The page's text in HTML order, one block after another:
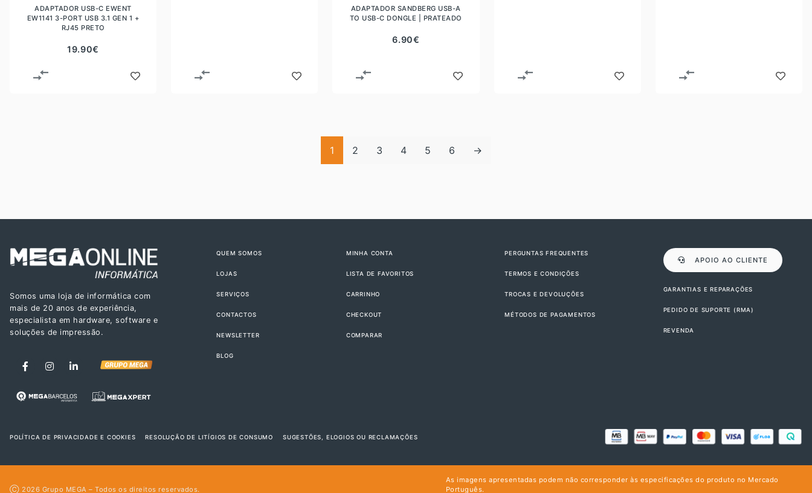
ADAPTADOR USB-C EWENT
EW1141 3-PORT USB 3.1 GEN 1 +
RJ45 PRETO
19.90€
ADAPTADOR SANDBERG USB-A
TO USB-C DONGLE | PRATEADO
6.90€
1 2 3 4 5 6 →
Somos uma loja de informática com
mais de 20 anos de experiência,
especialista em hardware, software e
soluções de impressão.
QUEM SOMOS
LOJAS
SERVIÇOS
CONTACTOS
NEWSLETTER
BLOG
MINHA CONTA
LISTA DE FAVORITOS
CARRINHO
CHECKOUT
COMPARAR
PERGUNTAS FREQUENTES
TERMOS E CONDIÇÕES
TROCAS E DEVOLUÇÕES
MÉTODOS DE PAGAMENTOS
APOIO AO CLIENTE
GARANTIAS E REPARAÇÕES
PEDIDO DE SUPORTE (RMA)
REVENDA
POLÍTICA DE PRIVACIDADE E COOKIES RESOLUÇÃO DE LITÍGIOS DE CONSUMO SUGESTÕES, ELOGIOS OU RECLAMAÇÕES
Ⓒ 2026 Grupo MEGA – Todos os direitos reservados.
As imagens apresentadas podem não corresponder às especificações do produto no Mercado
Português.